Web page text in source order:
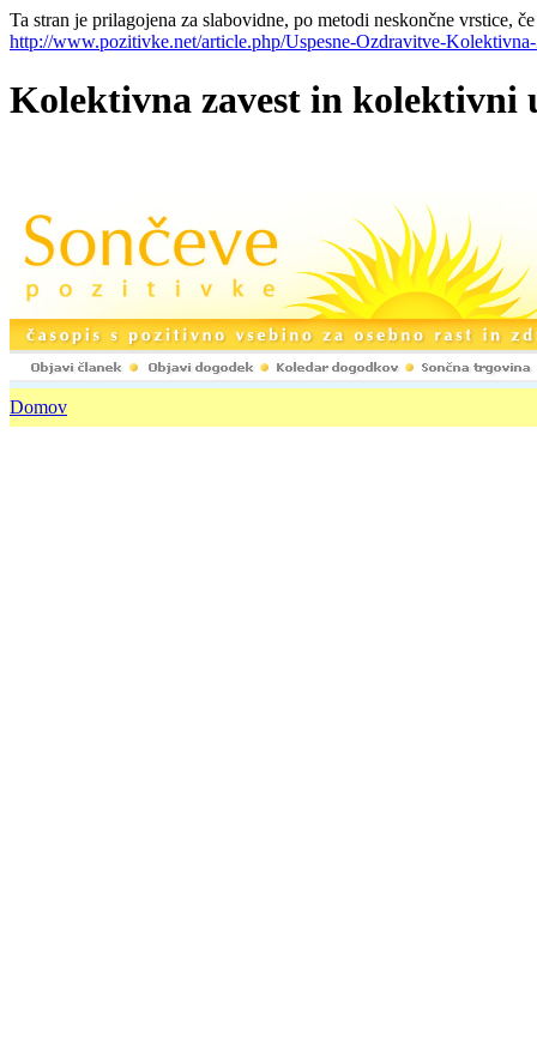
Ta stran je prilagojena za slabovidne, po metodi neskončne vrstice,
http://www.pozitivke.net/article.php/Uspesne-Ozdravitve-
Kolektivna
Domov